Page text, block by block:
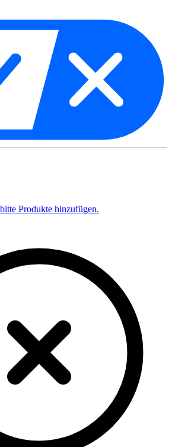
Produkte hinzufügen.